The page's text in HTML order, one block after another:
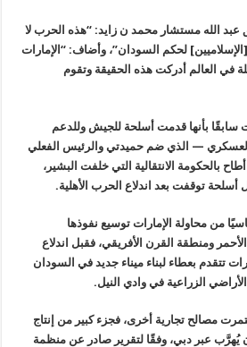
عبد الله مستشار محمد ن زايد: “هذه الحرب لا
لحكم السودان”، وأضاف: “الإمارات
في العالم أدركت هذه الحقيقة وتقوم
بأنها قدمت أسلحة للجيش وللدعم
— الذي ضم حميدتي والرئيس الفعلي
بالحكومة الانتقالية التي خلفت البشير،
توقفت بعد اندلاع الحرب الأهلية.
من محاولة الإمارات توسيع نفوذها
ومنطقة القرن الأفريقي، فقبل اندلاع
كانت الإمارات تتقدم بعطاء لبناء ميناء جديد في السودان
الزراعية في وادي النيل.
مصالح تجارية أخرى، فجزء كبير من إنتاج
يُهرَّب عبر دبي، وفقًا لتقرير صادر عن منظمة